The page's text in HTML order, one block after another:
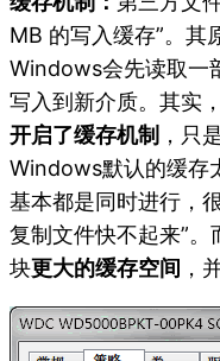
MB 的写入缓存”。其
Windows会先读取一
写入到新介质。其实
开启了缓存机制 ，只
Windows默认的缓存
基本都是同时进行，
复制文件快不起来”
块更大的缓存空间 ，